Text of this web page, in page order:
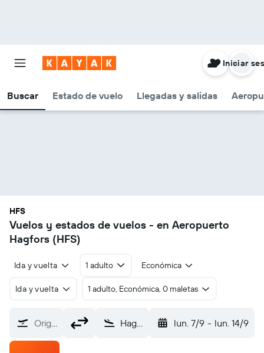
Buscar Estado de vuelo Llegadas y salidas
Iniciar
HFS
Vuelos y estados de vuelos - en Aeropuerto
Hagfors (HFS)
Ida y vuelta 1 adulto Económica
Ida y vuelta 1 adulto, Económica, 0 maletas
Origen Hagfors (HFS) lun. 7/9 - lun. 14/9